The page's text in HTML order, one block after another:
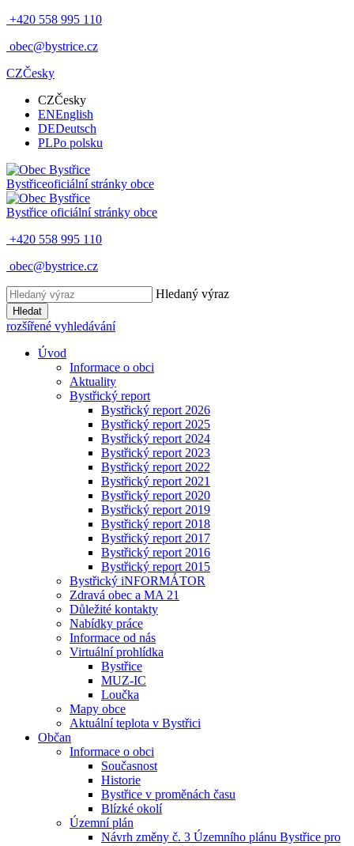
+420 558 995 110
obec@bystrice.cz
CZČesky
CZČesky
ENEnglish
DEDeutsch
PLPo polsku
Bystřiceoficiální stránky obce
Bystřice oficiální stránky obce
+420 558 995 110
obec@bystrice.cz
Hledaný výraz
Hledat
rozšířené vyhledávání
Úvod
Informace o obci
Aktuality
Bystřický report
Bystřický report 2026
Bystřický report 2025
Bystřický report 2024
Bystřický report 2023
Bystřický report 2022
Bystřický report 2021
Bystřický report 2020
Bystřický report 2019
Bystřický report 2018
Bystřický report 2017
Bystřický report 2016
Bystřický report 2015
Bystřický iNFORMÁTOR
Zdravá obec a MA 21
Důležité kontakty
Nabídky práce
Informace od nás
Virtuální prohlídka
Bystřice
MUZ-IC
Loučka
Mapy obce
Aktuální teplota v Bystřici
Občan
Informace o obci
Současnost
Historie
Bystřice v proměnách času
Blízké okolí
Územní plán
Návrh změny č. 3 Územního plánu Bystřice pro